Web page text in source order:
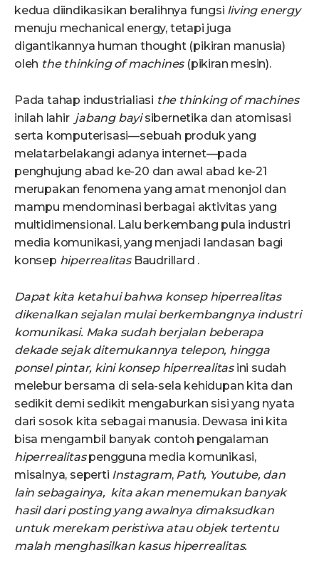
kedua diindikasikan beralihnya fungsi living energy
menuju mechanical energy, tetapi juga
digantikannya human thought (pikiran manusia)
oleh the thinking of machines(pikiran mesin).
Pada tahap industrialiasi the thinking of machines
inilah lahir jabang bayisibernetika dan atomisasi
serta komputerisasi—sebuah produk yang
melatarbelakangi adanya internet—pada
penghujung abad ke-20 dan awal abad ke-21
merupakan fenomena yang amat menonjol dan
mampu mendominasi berbagai aktivitas yang
multidimensional. Lalu berkembang pula industri
media komunikasi, yang menjadi landasan bagi
konsep hiperrealitasBaudrillard .
Dapat kita ketahui bahwa konsep hiperrealitas
dikenalkan sejalan mulai berkembangnya industri
komunikasi. Maka sudahberjalan beberapa
dekade sejak ditemukannya telepon, hingga
ponsel pintar, kini konsep hiperrealitasini sudah
melebur bersama di sela-sela kehidupan kita dan
sedikit demi sedikit mengaburkan sisi yang nyata
dari sosok kita sebagai manusia. Dewasa ini kita
bisa mengambil banyak contoh pengalaman
hiperrealitaspengguna media komunikasi,
misalnya, seperti Instagram, Path, Youtube, dan
lain sebagainya, kita akan menemukan banyak
hasil dariposting yang awalnya dimaksudkan
untuk merekam peristiwa atau objek tertentu
malah menghasilkan kasus hiperrealitas.